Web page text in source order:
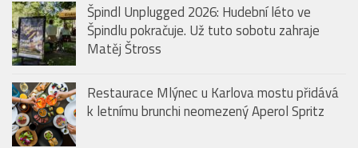
Špindl Unplugged 2026: Hudební léto ve
Špindlu pokračuje. Už tuto sobotu zahraje
Matěj Štross
Restaurace Mlýnec u Karlova mostu přidává
k letnímu brunchi neomezený Aperol Spritz